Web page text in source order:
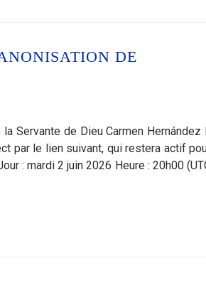
DE
Servante de Dieu Carmen Hernández Il
par le lien suivant, qui restera actif
: mardi 2 juin 2026 Heure : 20h00